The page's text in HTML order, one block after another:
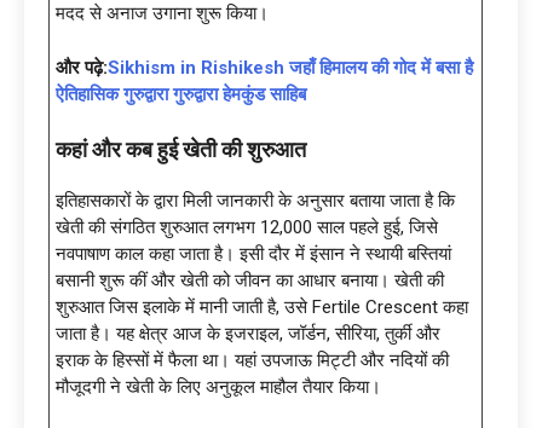
मदद से अनाज उगाना शुरू किया।
और पढ़े:Sikhism in Rishikesh जहाँ हिमालय की गोद में बसा है
ऐतिहासिक गुरुद्वारा गुरुद्वारा हेमकुंड साहिब
कहां और कब हुई खेती की शुरुआत
इतिहासकारों के द्वारा मिली जानकारी के अनुसार बताया जाता है कि
खेती की संगठित शुरुआत लगभग 12,000 साल पहले हुई, जिसे
नवपाषाण काल कहा जाता है। इसी दौर में इंसान ने स्थायी बस्तियां
बसानी शुरू कीं और खेती को जीवन का आधार बनाया। खेती की
शुरुआत जिस इलाके में मानी जाती है, उसे Fertile Crescent कहा
जाता है। यह क्षेत्र आज के इजराइल, जॉर्डन, सीरिया, तुर्की और
इराक के हिस्सों में फैला था। यहां उपजाऊ मिट्टी और नदियों की
मौजूदगी ने खेती के लिए अनुकूल माहौल तैयार किया।